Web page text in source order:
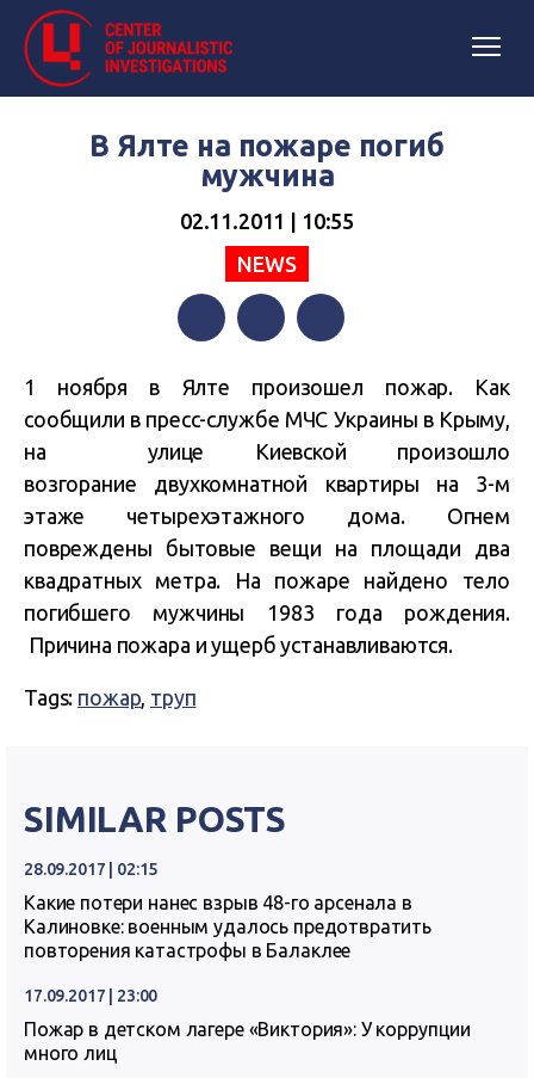
В Ялте на пожаре погиб
мужчина
02.11.2011 | 10:55
NEWS
1 ноября в Ялте произошел пожар. Как
сообщили в пресс-службе МЧС Украины в Крыму,
на улице Киевской произошло
возгорание двухкомнатной квартиры на 3-м
этаже четырехэтажного дома. Огнем
повреждены бытовые вещи на площади два
квадратных метра. На пожаре найдено тело
погибшего мужчины 1983 года рождения.
Причина пожара и ущерб устанавливаются.
Tags: пожар, труп
SIMILAR POSTS
28.09.2017 | 02:15
Какие потери нанес взрыв 48-го арсенала в
Калиновке: военным удалось предотвратить
повторения катастрофы в Балаклее
17.09.2017 | 23:00
Пожар в детском лагере «Виктория»: У коррупции
много лиц